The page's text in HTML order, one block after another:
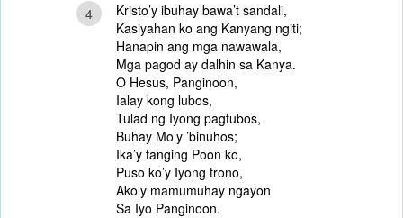
4
Kristo’y ibuhay bawa’t sandali,
Kasiyahan ko ang Kanyang ngiti;
Hanapin ang mga nawawala,
Mga pagod ay dalhin sa Kanya.
O Hesus, Panginoon,
Ialay kong lubos,
Tulad ng Iyong pagtubos,
Buhay Mo’y ’binuhos;
Ika’y tanging Poon ko,
Puso ko’y Iyong trono,
Ako’y mamumuhay ngayon
Sa Iyo Panginoon.